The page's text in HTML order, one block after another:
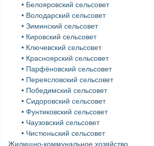
• Белояровский сельсовет
• Володарский сельсовет
• Зиминский сельсовет
• Кировский сельсовет
• Ключевский сельсовет
• Красноярский сельсовет
• Парфёновский сельсовет
• Переясловский сельсовет
• Победимский сельсовет
• Сидоровский сельсовет
• Фунтиковский сельсовет
• Чаузовский сельсовет
• Чистюньский сельсовет
Жилищно-коммунальное хозяйство